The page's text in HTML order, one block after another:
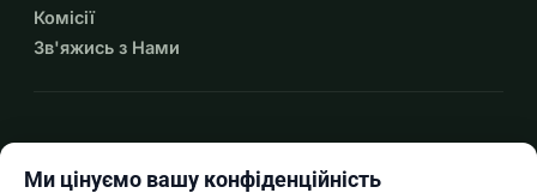
Комісії
Зв'яжись з Нами
Ми цінуємо вашу конфіденційність